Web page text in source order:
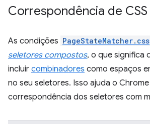
Correspondência de CSS
As condições PageStateMatcher.css
seletores compostos, o que significa
incluir combinadores como espaços
no seu seletores. Isso ajuda o
correspondência dos seletores com